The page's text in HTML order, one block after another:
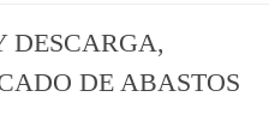
DESCARGA,
DE ABASTOS